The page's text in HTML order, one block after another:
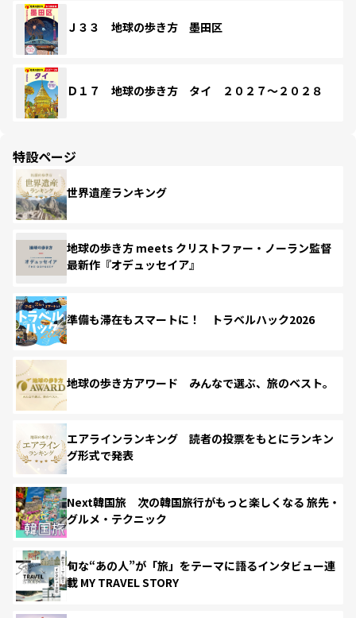
Ｊ３３ 地球の歩き方 墨田区
Ｄ１７ 地球の歩き方 タイ ２０２７～２０２８
特設ページ
世界遺産ランキング
地球の歩き方 meets クリストファー・ノーラン監督
最新作『オデュッセイア』
準備も滞在もスマートに！ トラベルハック2026
地球の歩き方アワード みんなで選ぶ、旅のベスト。
エアラインランキング 読者の投票をもとにランキン
グ形式で発表
Next韓国旅 次の韓国旅行がもっと楽しくなる 旅先・
グルメ・テクニック
旬な“あの人”が「旅」をテーマに語るインタビュー連
載 MY TRAVEL STORY